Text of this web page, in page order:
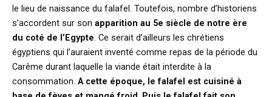
le lieu de naissance du falafel. Toutefois, nombre d’historiens
s’accordent sur son apparition au 5e siècle de notre ère
du coté de l’Egypte . Ce serait d’ailleurs les chrétiens
égyptiens qui l’auraient inventé comme repas de la période du
Carême durant laquelle la viande était interdite à la
consommation. A cette époque, le falafel est cuisiné à